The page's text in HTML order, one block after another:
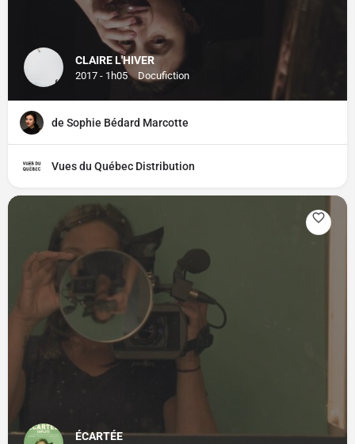
CLAIRE L'HIVER
2017 - 1h05 Docufiction
de Sophie Bédard Marcotte
Vues du Québec Distribution
ÉCARTÉE